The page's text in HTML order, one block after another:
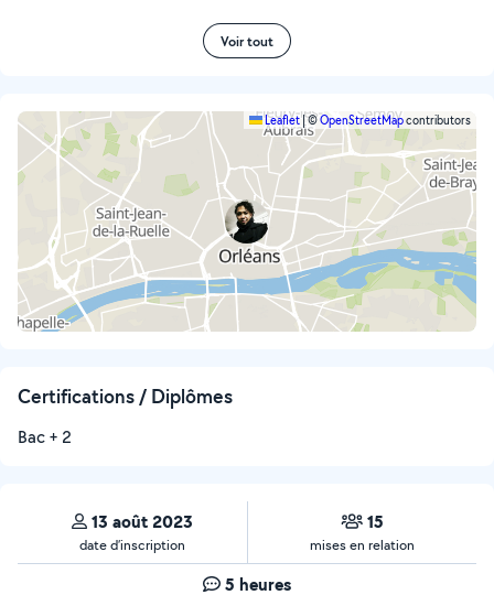
Voir tout
Leaflet |©OpenStreetMapcontributors
Certifications / Diplômes
Bac + 2
13 août 2023
date d’inscription
15
mises en relation
5 heures